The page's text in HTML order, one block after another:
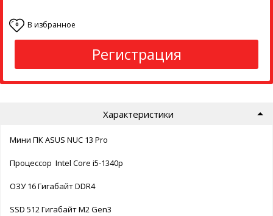
0 В избранное
Регистрация
Характеристики
Мини ПК ASUS NUC 13 Pro
Процессор Intel Core i5-1340p
ОЗУ 16 Гигабайт DDR4
SSD 512 Гигабайт M2 Gen3